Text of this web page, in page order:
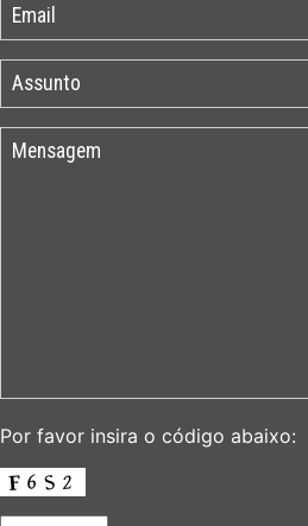
Por favor insira o código abaixo: